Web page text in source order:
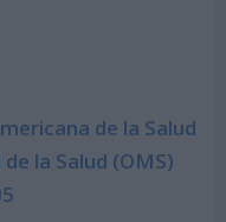
de la Salud
la Salud (OMS)